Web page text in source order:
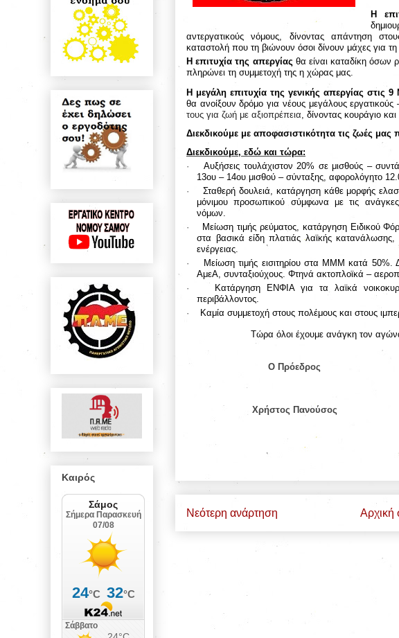
Η
αντεργατικούς νόμους, δίνοντας απάντηση
καταστολή που τη βιώνουν όσοι δίνουν μάχες για
Η επιτυχία της απεργίας θα είναι καταδίκη όσων
πληρώνει τη συμμετοχή της η χώρας μας.
Η μεγάλη επιτυχία της γενικής απεργίας στις
θα ανοίξουν δρόμο για νέους μεγάλους
τους για ζωή με αξιοπρέπεια , δίνοντας κουράγιο
Διεκδικούμε με αποφασιστικότητα τις ζωές μας
Διεκδικούμε, εδώ και τώρα:
·
Αυξήσεις τουλάχιστον 20% σε μισθούς –
13ου – 14ου μισθού – σύνταξης, αφορολόγητο
·
Σταθερή δουλειά, κατάργηση κάθε μορφής
μόνιμου προσωπικού σύμφωνα με τις
νόμων.
·
Μείωση τιμής ρεύματος, κατάργηση Ειδικού
στα βασικά είδη πλατιάς λαϊκής
ενέργειας.
·
Μείωση τιμής εισιτηρίου στα ΜΜΜ κατά 50%.
ΑμεΑ, συνταξιούχους. Φτηνά ακτοπλοϊκά –
·
Κατάργηση ΕΝΦΙΑ για τα λαϊκά
περιβάλλοντος.
·
Καμία συμμετοχή στους πολέμους και στους
Τώρα όλοι έχουμε ανάγκη τον
Ο Πρόεδρος
Χρήστος Πανούσος
Νεότερη ανάρτηση Αρχική
Καιρός